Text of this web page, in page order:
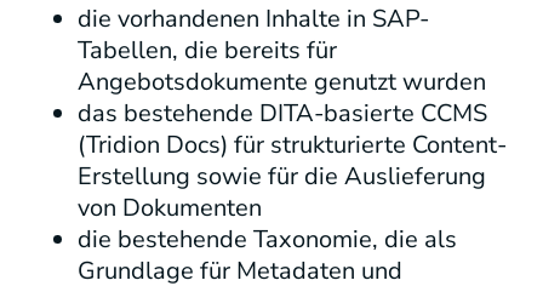
die vorhandenen Inhalte in SAP-
Tabellen, die bereits für
Angebotsdokumente genutzt wurden
das bestehende DITA-basierte CCMS
(Tridion Docs) für strukturierte Content-
Erstellung sowie für die Auslieferung
von Dokumenten
die bestehende Taxonomie, die als
Grundlage für Metadaten und